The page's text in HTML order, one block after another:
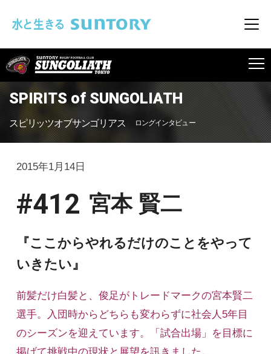
メ
SPIRITS of SUNGOLIATH
スピリッツオブサンゴリアス ロングインタビュー
2015年1月14日
#412 宮本 賢二
『ここからやれるだけのことをやって
いきたい』
前髪だけ白髪と、俊足がトレードマークの宮本賢二
選手。入団時からどちらも変わらずに社会人5年目
のシーズンを迎えています。「試合出場」を目標に